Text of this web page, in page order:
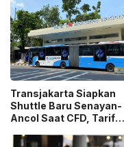
Transjakarta Siapkan
Shuttle Baru Senayan-
Ancol Saat CFD, Tarif